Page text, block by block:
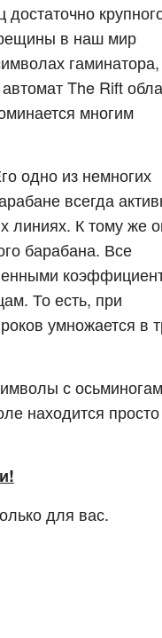
в наш мир
гаминатора,
The Rift
многим
одно из немногих
всегда
линиях. К тому же
барабана. Все
То есть, при
умножается в
с
находится просто
для вас.